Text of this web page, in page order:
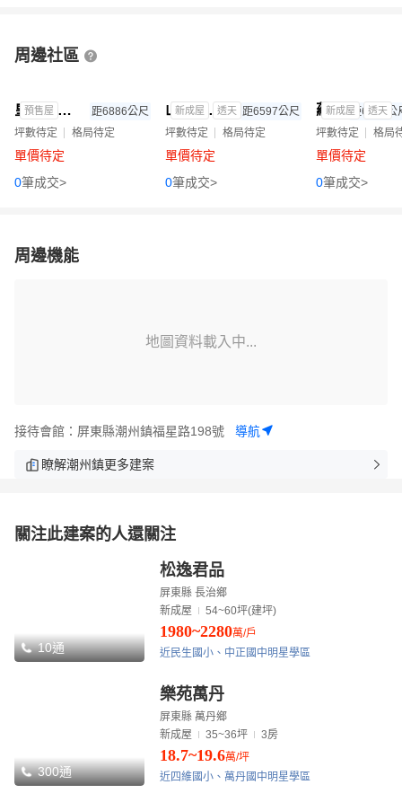
周邊社區
皇家欣天地5-透天 距6886公尺
預售屋
坪數待定 格局待定
單價待定
0筆成交>
山海悅二期 距6597公尺
新成屋 透天
坪數待定 格局待定
單價待定
0筆成交>
蘊山 距6777公
新成屋 透天
坪數待定 格局
單價待定
0筆成交>
周邊機能
地圖資料載入中...
接待會館：屏東縣潮州鎮福星路198號 導航
瞭解潮州鎮更多建案
關注此建案的人還關注
10通
松逸君品
屏東縣 長治鄉
新成屋
54~60坪(建坪)
1980~2280萬/戶
近民生國小、中正國中明星學區
300通
樂苑萬丹
屏東縣 萬丹鄉
新成屋
35~36坪 3房
18.7~19.6萬/坪
近四維國小、萬丹國中明星學區